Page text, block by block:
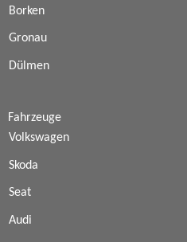
Borken
Gronau
Dülmen
Fahrzeuge
Volkswagen
Skoda
Seat
Audi